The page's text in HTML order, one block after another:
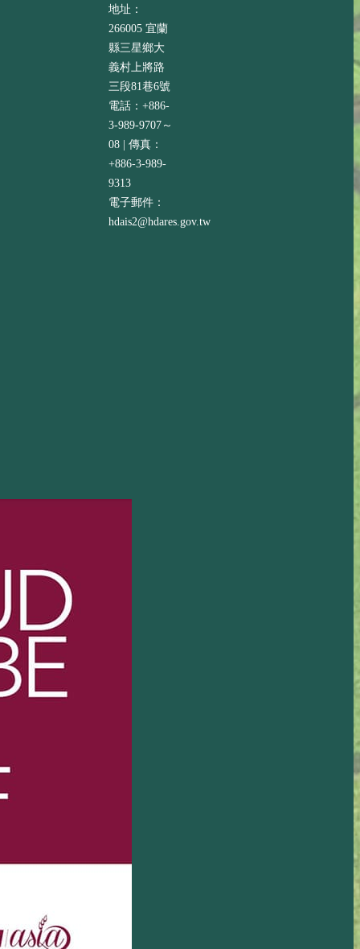
地址：
266005 宜蘭
縣三星鄉大
義村上將路
三段81巷6號
電話：+886-
3-989-9707～
08 | 傳真：
+886-3-989-
9313
電子郵件：
hdais2@hdares.gov.tw